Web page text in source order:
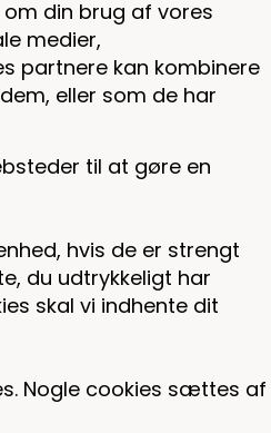
din brug af vores
medier,
partnere kan kombinere
eller som de har
til at gøre en
hvis de er strengt
du udtrykkeligt har
skal vi indhente dit
Nogle cookies sættes af